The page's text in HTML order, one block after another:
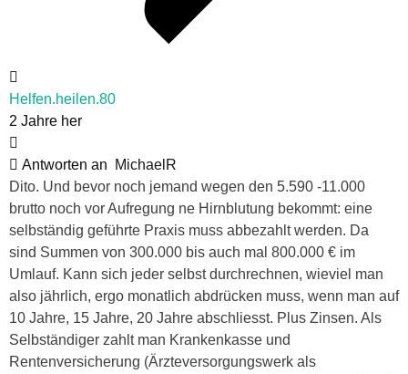
Helfen.heilen.80
2 Jahre her
Antworten an
MichaelR
Dito. Und bevor noch jemand wegen den 5.590 -11.000
brutto noch vor Aufregung ne Hirnblutung bekommt: eine
selbständig geführte Praxis muss abbezahlt werden. Da
sind Summen von 300.000 bis auch mal 800.000 € im
Umlauf. Kann sich jeder selbst durchrechnen, wieviel man
also jährlich, ergo monatlich abdrücken muss, wenn man auf
10 Jahre, 15 Jahre, 20 Jahre abschliesst. Plus Zinsen. Als
Selbständiger zahlt man Krankenkasse und
Rentenversicherung (Ärzteversorgungswerk als